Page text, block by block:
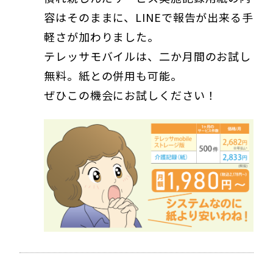
容はそのままに、LINEで報告が出来る手
軽さが加わりました。
テレッサモバイルは、二か月間のお試し
無料。紙との併用も可能。
ぜひこの機会にお試しください！